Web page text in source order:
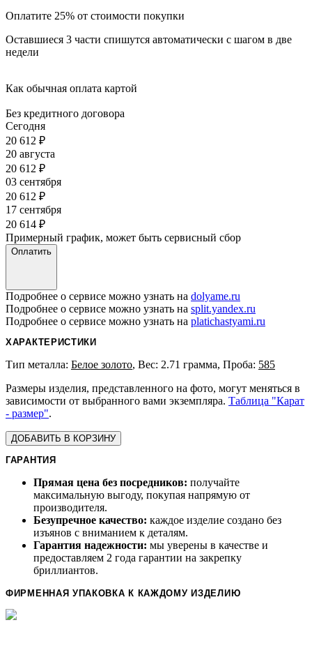
Оплатите 25% от стоимости покупки
Оставшиеся 3 части спишутся автоматически с шагом в две
недели
Как обычная оплата картой
Без кредитного договора
Сегодня
20 612 ₽
20 августа
20 612 ₽
03 сентября
20 612 ₽
17 сентября
20 614 ₽
Примерный график, может быть сервисный сбор
Оплатить
Подробнее о сервисе можно узнать на dolyame.ru
Подробнее о сервисе можно узнать на split.yandex.ru
Подробнее о сервисе можно узнать на platichastyami.ru
ХАРАКТЕРИСТИКИ
Тип металла: Белое золото, Вес: 2.71 грамма, Проба: 585
Размеры изделия, представленного на фото, могут меняться в
зависимости от выбранного вами экземпляра. Таблица "Карат
- размер".
ДОБАВИТЬ В КОРЗИНУ
ГАРАНТИЯ
Прямая цена без посредников: получайте
максимальную выгоду, покупая напрямую от
производителя.
Безупречное качество: каждое изделие создано без
изъянов с вниманием к деталям.
Гарантия надежности: мы уверены в качестве и
предоставляем 2 года гарантии на закрепку
бриллиантов.
ФИРМЕННАЯ УПАКОВКА К КАЖДОМУ ИЗДЕЛИЮ